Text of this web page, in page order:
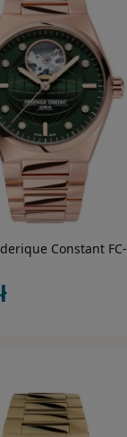
Constant FC-
do koszyka